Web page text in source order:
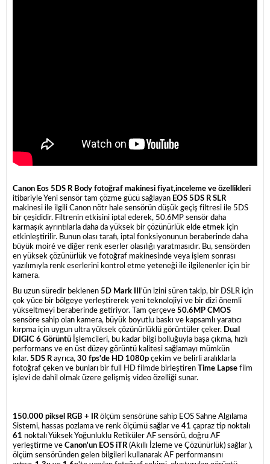
Canon Eos 5DS R Body fotoğraf makinesi fiyat,inceleme ve özellikleri
itibariyle Yeni sensör tam çözme gücü sağlayan EOS 5DS R SLR
makinesi ile ilgili Canon nötr hale sensörün düşük geçiş filtresi ile 5DS
bir çeşididir. Filtrenin etkisini iptal ederek, 50.6MP sensör daha
karmaşık ayrıntılarla daha da yüksek bir çözünürlük elde etmek için
etkinleştirilir. Bunun olası tarafı, iptal fonksiyonunun beraberinde daha
büyük moiré ve diğer renk eserler olasılığı yaratmasıdır. Bu, sensörden
en yüksek çözünürlük ve fotoğraf makinesinde veya işlem sonrası
yazılımıyla renk eserlerini kontrol etme yeteneği ile ilgilenenler için bir
kamera.
Bu uzun süredir beklenen 5D Mark III 'ün izini süren takip, bir DSLR için
çok yüce bir bölgeye yerleştirerek yeni teknolojiyi ve bir dizi önemli
yükseltmeyi beraberinde getiriyor.
Tam çerçeve 50.6MP CMOS
sensöre sahip olan kamera, büyük boyutlu baskı ve kapsamlı yaratıcı
kırpma için uygun ultra yüksek çözünürlüklü görüntüler çeker. Dual
DIGIC 6 Görüntü İşlemcileri, bu kadar bilgi bolluğuyla başa çıkma, hızlı
performans ve en üst düzey görüntü kalitesi sağlamayı mümkün
kılar. 5DS Rayrıca, 30 fps'de HD 1080p çekim ve belirli aralıklarla
fotoğraf çeken ve bunları bir full HD filmde birleştiren Time Lapse film
işlevi de dahil olmak üzere gelişmiş video özelliği sunar.
150.000 piksel RGB + IRölçüm sensörüne sahip EOS Sahne Algılama
Sistemi, hassas pozlama ve renk ölçümü sağlar ve 41 çapraz tip noktalı
61 noktalı Yüksek Yoğunluklu Retiküler AF sensörü, doğru AF
yerleştirme ve Canon'un EOS iTR(Akıllı İzleme ve Çözünürlük) sağlar ),
ölçüm sensöründen gelen bilgileri kullanarak AF performansını